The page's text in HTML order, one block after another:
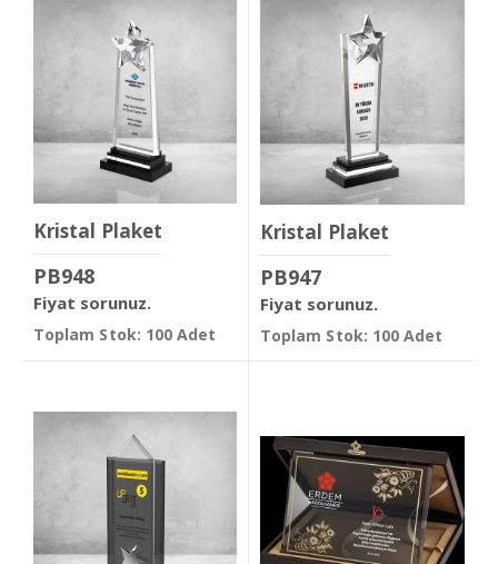
Kristal Plaket
PB948
Fiyat sorunuz.
Toplam Stok: 100 Adet
Kristal Plaket
PB947
Fiyat sorunuz.
Toplam Stok: 100 Adet